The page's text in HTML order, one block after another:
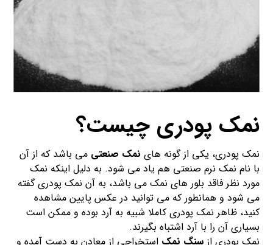
نمک پودری چیست؟
نمک پودری، یکی از گونه های نمک صنعتی می باشد که از آن
با نام نمک نرم صنعتی هم یاد می شود. به دلیل اینکه نمک
مورد نظر فاقد بلور های نمک می باشد، به آن نمک پودری گفته
می شود و همانطور که می توانید در عکس پایین مشاهده
کنید، ظاهر نمک پودری کاملا شبیه به آرد بوده و ممکن است
بسیاری آن را با آرد اشتباه بگیرند.
نمک پودری ازسنگ نمک استخراجی از معادن به دست آمده و